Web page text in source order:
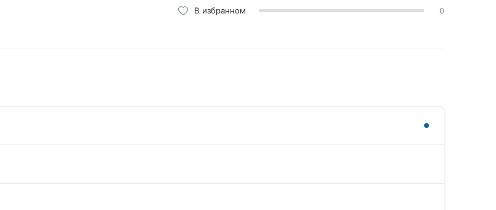
В избранном 0